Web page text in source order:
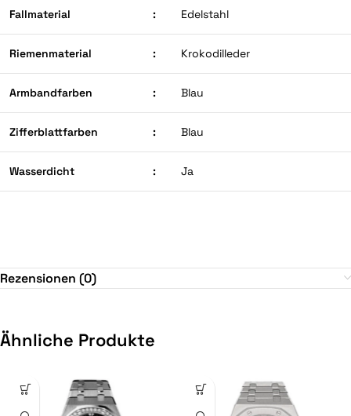
Fallmaterial : Edelstahl
Riemenmaterial : Krokodilleder
Armbandfarben : Blau
Zifferblattfarben : Blau
Wasserdicht : Ja
Rezensionen (0)
Ähnliche Produkte